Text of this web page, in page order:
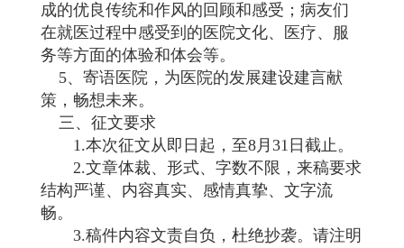
成的优良传统和作风的回顾和感受；病友们
在就医过程中感受到的医院文化、医疗、服
务等方面的体验和体会等。
5、寄语医院，为医院的发展建设建言献
策，畅想未来。
三、征文要求
1.本次征文从即日起，至8月31日截止。
2.文章体裁、形式、字数不限，来稿要求
结构严谨、内容真实、感情真挚、文字流
畅。
3.稿件内容文责自负，杜绝抄袭。请注明